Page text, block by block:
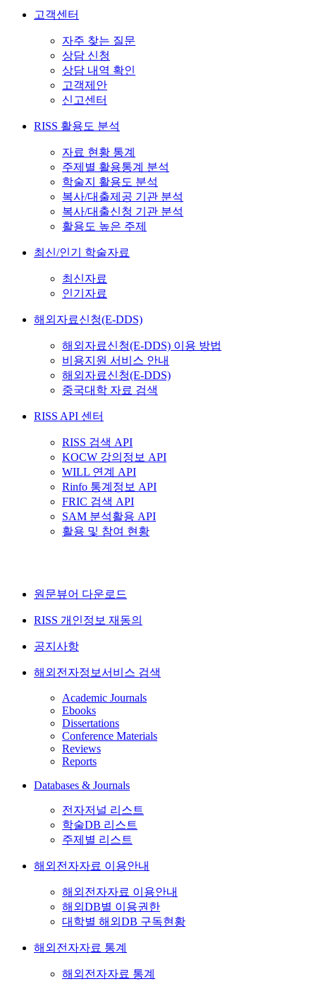
고객센터
자주 찾는 질문
상담 신청
상담 내역 확인
고객제안
신고센터
RISS 활용도 분석
자료 현황 통계
주제별 활용통계 분석
학술지 활용도 분석
복사/대출제공 기관 분석
복사/대출신청 기관 분석
활용도 높은 주제
최신/인기 학술자료
최신자료
인기자료
해외자료신청(E-DDS)
해외자료신청(E-DDS) 이용 방법
비용지원 서비스 안내
해외자료신청(E-DDS)
중국대학 자료 검색
RISS API 센터
RISS 검색 API
KOCW 강의정보 API
WILL 연계 API
Rinfo 통계정보 API
FRIC 검색 API
SAM 분석활용 API
활용 및 참여 현황
원문뷰어 다운로드
RISS 개인정보 재동의
공지사항
해외전자정보서비스 검색
Academic Journals
Ebooks
Dissertations
Conference Materials
Reviews
Reports
Databases & Journals
전자저널 리스트
학술DB 리스트
주제별 리스트
해외전자자료 이용안내
해외전자자료 이용안내
해외DB별 이용권한
대학별 해외DB 구독현황
해외전자자료 통계
해외전자자료 통계